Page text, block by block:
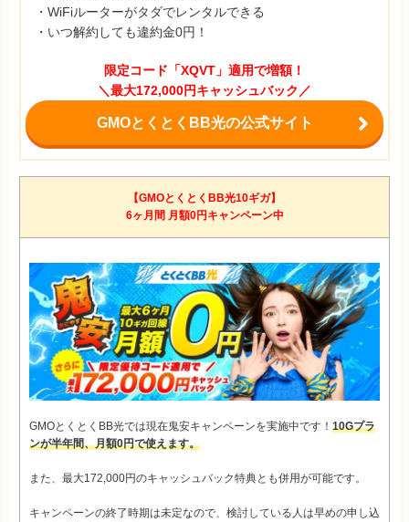
・WiFiルーターがタダでレンタルできる
・いつ解約しても違約金0円！
限定コード「XQVT」適用で増額！
＼最大172,000円キャッシュバック／
GMOとくとくBB光の公式サイト
【GMOとくとくBB光10ギガ】
6ヶ月間 月額0円キャンペーン中
GMOとくとくBB光では現在鬼安キャンペーンを実施中です！ 10Gプラ
ンが半年間、月額0円で使えます。
また、最大172,000円のキャッシュバック特典とも併用が可能です。
キャンペーンの終了時期は未定なので、検討している人は早めの申し込